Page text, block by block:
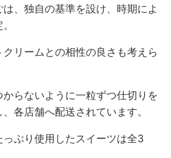
、独自の基準を設け、時期によ
リームとの相性の良さも考えら
らないように一粒ずつ仕切りを
各店舗へ配送されています。
ぷり使用したスイーツは全3